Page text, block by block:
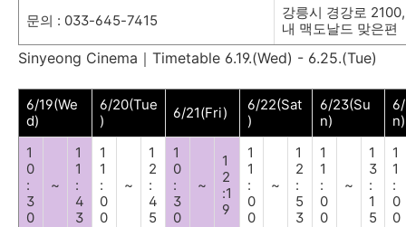
문의 : 033-645-7415 강릉시 경강로
내 맥도날드 맞은편
Sinyeong Cinema ｜ Timetable 6.19.(Wed) - 6.25.(Tue)
6/19(We
d)
6/20(Tue
)
6/21(Fri)
6/22(Sat
)
6/23(Su
n)
n)
1
0
:
3
0
~
1
1
:
4
3
1
1
:
0
0
~
1
2
:
4
5
1
0
:
3
0
~
1
2
:1
9
1
1
:
0
0
~
1
2
:
5
3
1
1
:
0
0
~
1
3
:
1
5
1
1
:
0
0